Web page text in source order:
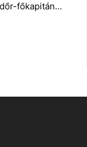
főkapitán…